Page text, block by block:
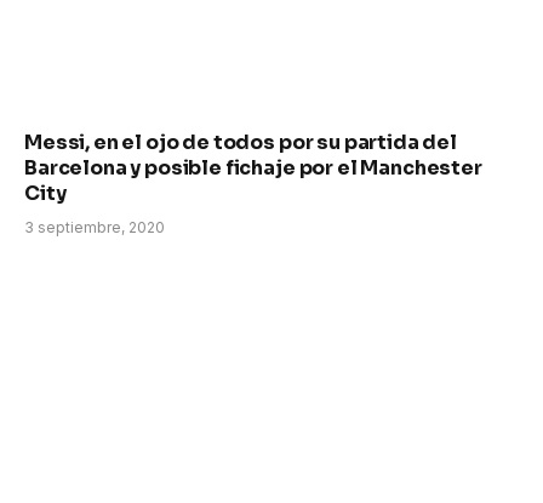
Messi, en el ojo de todos por su partida del
Barcelona y posible fichaje por el Manchester
City
3 septiembre, 2020